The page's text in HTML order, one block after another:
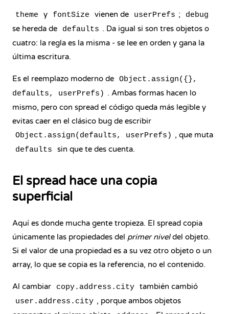
theme y fontSize vienen de userPrefs ; debug
se hereda de defaults . Da igual si son tres objetos o
cuatro: la regla es la misma - se lee en orden y gana la
última escritura.
Es el reemplazo moderno de Object.assign({},
defaults, userPrefs) . Ambas formas hacen lo
mismo, pero con spread el código queda más legible y
evitas caer en el clásico bug de escribir
Object.assign(defaults, userPrefs) , que muta
defaults sin que te des cuenta.
El spread hace una copia
superficial
Aquí es donde mucha gente tropieza. El spread copia
únicamente las propiedades del primer niveldel objeto.
Si el valor de una propiedad es a su vez otro objeto o un
array, lo que se copia es la referencia, no el contenido.
Al cambiar copy.address.city también cambió
user.address.city , porque ambos objetos